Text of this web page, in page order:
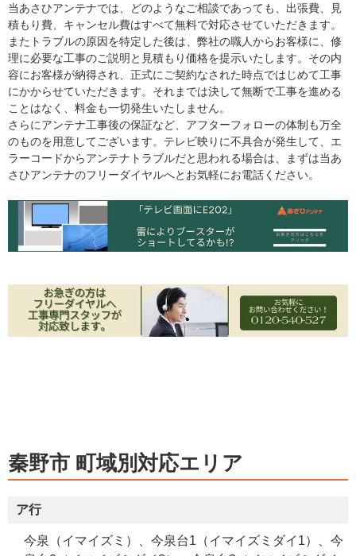
当あさひアンテナでは、どのようなご相談であっても、出張費、見
積もり費、キャンセル費はすべて無料で対応させていただきます。
またトラブルの原因を特定した後は、弊社の職人からお客様に、修
理に必要な工事のご説明と見積もり価格を提示いたします。その内
容にお客様が納得され、正式にご契約なされた時点ではじめて工事
にかからせていただきます。それまでは決して無断で工事を進める
ことはなく、料金も一切発生いたしません。
さらにアンテナ工事後の保証など、アフターフォローの体制も万全
のものを用意してございます。テレビ映りに不具合が発生して、エ
ラーコードからアンテナトラブルだと思われる場合は、まずは当あ
さひアンテナのフリーダイヤルへとお気軽にお電話ください。
秦野市 町域別対応エリア
ア行
今泉（イマイズミ）、今泉台1（イマイズミダイ1）、今